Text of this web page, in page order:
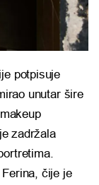
potpisuje
unutar šire
zadržala
čije je